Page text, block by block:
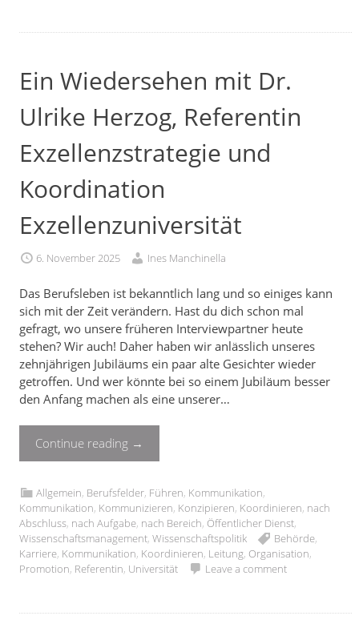
Ein Wiedersehen mit Dr.
Ulrike Herzog, Referentin
Exzellenzstrategie und
Koordination
Exzellenzuniversität
6. November 2025 Ines Manchinella
Das Berufsleben ist bekanntlich lang und so einiges kann
sich mit der Zeit verändern. Hast du dich schon mal
gefragt, wo unsere früheren Interviewpartner heute
stehen? Wir auch! Daher haben wir anlässlich unseres
zehnjährigen Jubiläums ein paar alte Gesichter wieder
getroffen. Und wer könnte bei so einem Jubiläum besser
den Anfang machen als eine unserer…
Continue reading →
Allgemein, Berufsfelder, Führen, Kommunikation,
Kommunikation, Kommunizieren, Konzipieren, Koordinieren, nach
Abschluss, nach Aufgabe, nach Bereich, Öffentlicher Dienst,
Wissenschaftsmanagement,Wissenschaftspolitik Behörde,
Karriere, Kommunikation, Koordinieren, Leitung, Organisation,
Promotion, Referentin, Universität Leave a comment